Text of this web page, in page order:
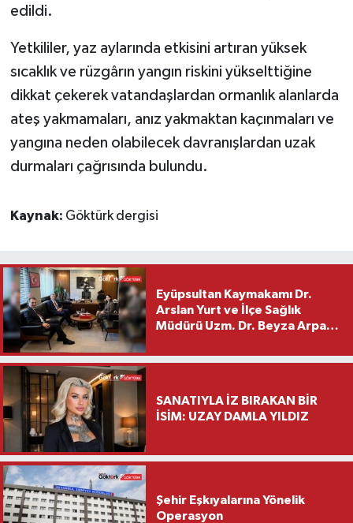
edildi.
Yetkililer, yaz aylarında etkisini artıran yüksek
sıcaklık ve rüzgârın yangın riskini yükselttiğine
dikkat çekerek vatandaşlardan ormanlık alanlarda
ateş yakmamaları, anız yakmaktan kaçınmaları ve
yangına neden olabilecek davranışlardan uzak
durmaları çağrısında bulundu.
Kaynak: Göktürk dergisi
Eyüpsultan Kaymakamı Dr.
Arslan Yurt ve İlçe Sağlık
Müdürü Uzm. Dr. Beyza Arpacı
Ziyareti
SANATIYLA İZ BIRAKAN BİR
İSİM: UZAY DAMLA YILDIZ
Şehir Eşkıyalarına Yönelik
Operasyon